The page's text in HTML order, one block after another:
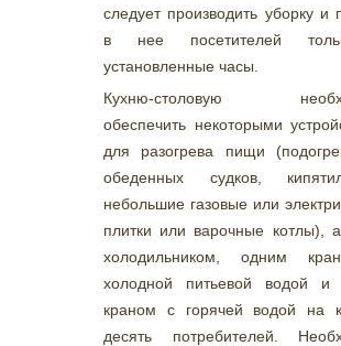
следует производить уборку и
в нее посетителей
установленные часы.
Кухню-столовую
обеспечить некоторыми
для разогрева пищи
обеденных судков,
небольшие газовые или
плитки или варочные котлы),
холодильником, одним
холодной питьевой водой и
краном с горячей водой на
десять потребителей.